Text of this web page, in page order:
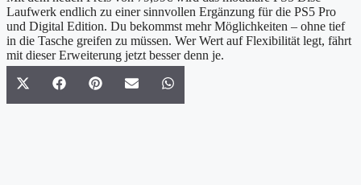
Laufwerk endlich zu einer sinnvollen Ergänzung für die PS5 Pro
und Digital Edition. Du bekommst mehr Möglichkeiten – ohne tief
in die Tasche greifen zu müssen. Wer Wert auf Flexibilität legt, fährt
mit dieser Erweiterung jetzt besser denn je.
Share
on
(Twitter)
Share
on
Facebook
Share
on
PinterestShare
on
Email
on